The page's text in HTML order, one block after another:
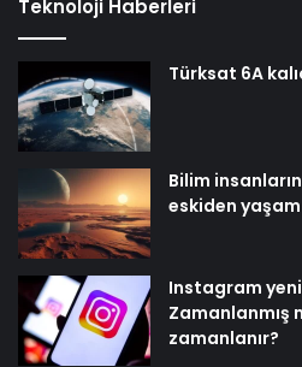
Teknoloji Haberleri
Türksat 6A
Bilim
eskiden yaşam
Instagram
Zamanlanmış
zamanlanır?